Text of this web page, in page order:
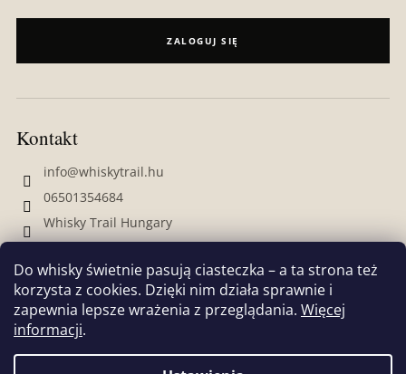
Do whisky świetnie pasują ciasteczka – a ta strona też
korzysta z cookies. Dzięki nim działa sprawnie i
zapewnia lepsze wrażenia z przeglądania. Więcej
informacji.
ZALOGUJ SIĘ
Kontakt
info@whiskytrail.hu
06501354684
Whisky Trail Hungary
whiskytrailhungary